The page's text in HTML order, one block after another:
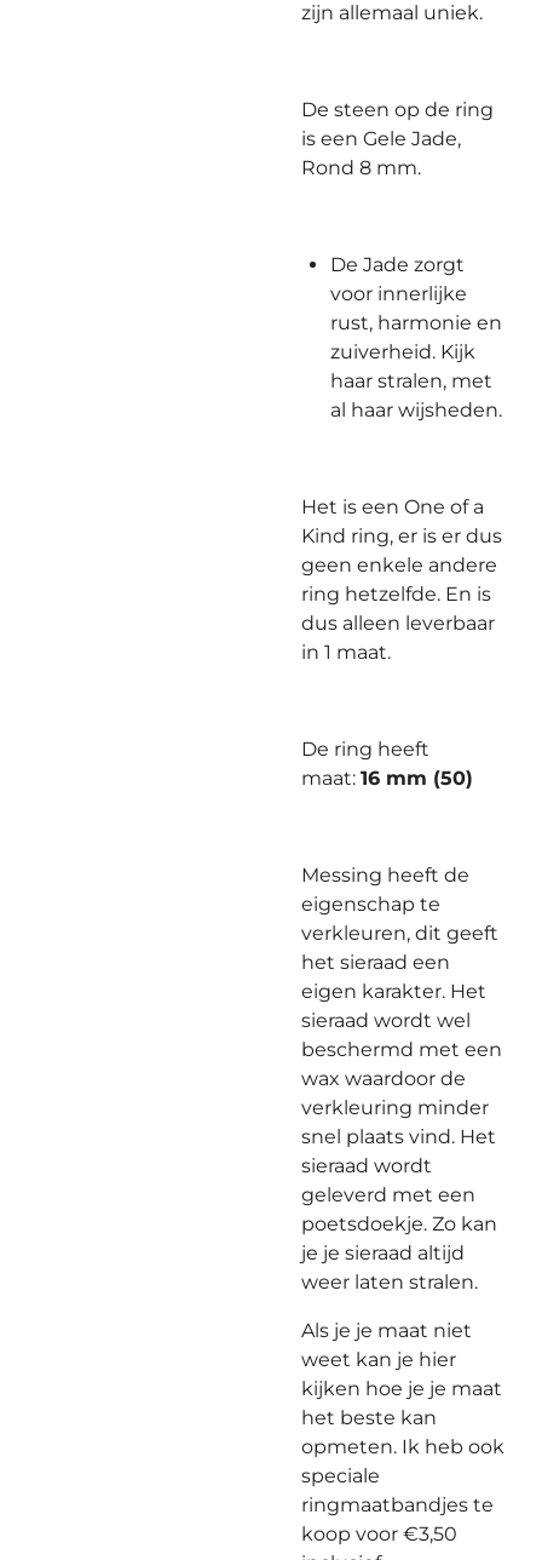
zijn allemaal uniek.
De steen op de ring
is een Gele Jade,
Rond 8 mm.
De Jade zorgt
voor innerlijke
rust, harmonie en
zuiverheid. Kijk
haar stralen, met
al haar wijsheden.
Het is een One of a
Kind ring, er is er dus
geen enkele andere
ring hetzelfde. En is
dus alleen leverbaar
in 1 maat.
De ring heeft
maat: 16 mm (50)
Messing heeft de
eigenschap te
verkleuren, dit geeft
het sieraad een
eigen karakter. Het
sieraad wordt wel
beschermd met een
wax waardoor de
verkleuring minder
snel plaats vind. Het
sieraad wordt
geleverd met een
poetsdoekje. Zo kan
je je sieraad altijd
weer laten stralen.
Als je je maat niet
weet kan je hier
kijken hoe je je maat
het beste kan
opmeten. Ik heb ook
speciale
ringmaatbandjes te
koop voor €3,50